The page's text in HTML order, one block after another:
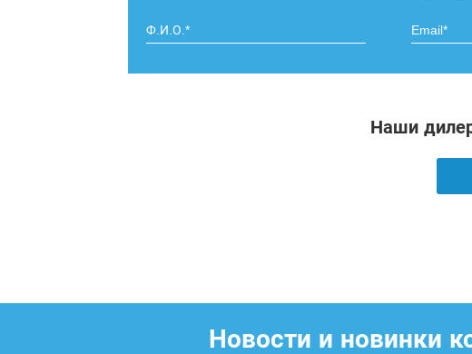
Наши
Новости и новинки